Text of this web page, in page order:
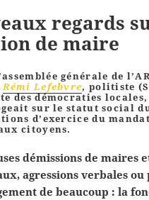
regards
de maire
générale de
Rémi Lefebvre, politiste
des démocraties locales,
sur le statut social
d’exercice du
citoyens.
démissions de maires
agressions verbales ou
de beaucoup : la